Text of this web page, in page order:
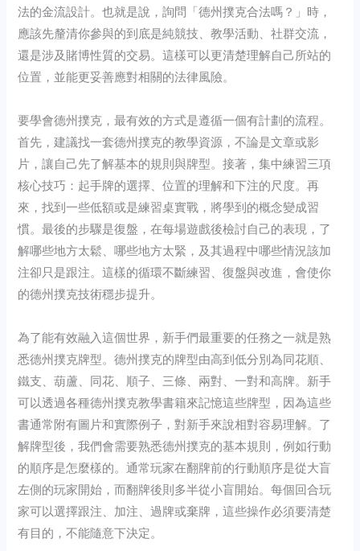
法的金流設計。也就是說，詢問「德州撲克合法嗎？」時，
應該先釐清你參與的到底是純競技、教學活動、社群交流，
還是涉及賭博性質的交易。這樣可以更清楚理解自己所站的
位置，並能更妥善應對相關的法律風險。
要學會德州撲克，最有效的方式是遵循一個有計劃的流程。
首先，建議找一套德州撲克的教學資源，不論是文章或影
片，讓自己先了解基本的規則與牌型。接著，集中練習三項
核心技巧：起手牌的選擇、位置的理解和下注的尺度。再
來，找到一些低額或是練習桌實戰，將學到的概念變成習
慣。最後的步驟是復盤，在每場遊戲後檢討自己的表現，了
解哪些地方太鬆、哪些地方太緊，及其過程中哪些情況該加
注卻只是跟注。這樣的循環不斷練習、復盤與改進，會使你
的德州撲克技術穩步提升。
為了能有效融入這個世界，新手們最重要的任務之一就是熟
悉德州撲克牌型。德州撲克的牌型由高到低分別為同花順、
鐵支、葫蘆、同花、順子、三條、兩對、一對和高牌。新手
可以透過各種德州撲克教學書籍來記憶這些牌型，因為這些
書通常附有圖片和實際例子，對新手來說相對容易理解。了
解牌型後，我們會需要熟悉德州撲克的基本規則，例如行動
的順序是怎麼樣的。通常玩家在翻牌前的行動順序是從大盲
左側的玩家開始，而翻牌後則多半從小盲開始。每個回合玩
家可以選擇跟注、加注、過牌或棄牌，這些操作必須要清楚
有目的，不能隨意下決定。